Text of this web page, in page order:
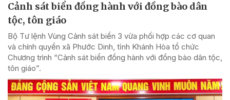
Cảnh sát biển đồng hành với đồng bào dân
tộc, tôn giáo
Bộ Tư lệnh Vùng Cảnh sát biển 3 vừa phối hợp các cơ quan
và chính quyền xã Phước Dinh, tỉnh Khánh Hòa tổ chức
Chương trình “Cảnh sát biển đồng hành với đồng bào dân tộc,
tôn giáo”.